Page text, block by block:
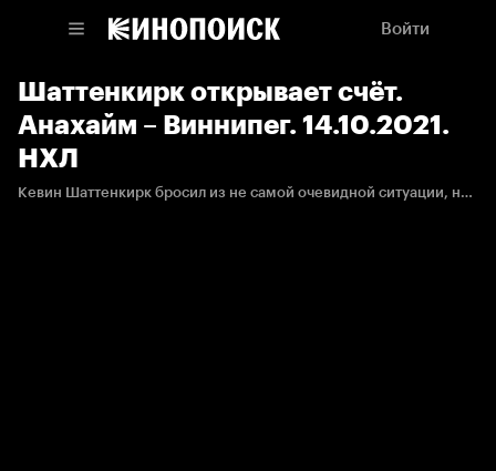
Войти
Шаттенкирк открывает счёт.
Анахайм – Виннипег. 14.10.2021.
НХЛ
Кевин Шаттенкирк бросил из не самой очевидной ситуации, но очень хорошо попал в дальний угол.